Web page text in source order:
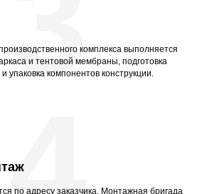
комплекса выполняется
и тентовой мембраны, подготовка
упаковка компонентов конструкции.
по адресу заказчика. Монтажная бригада